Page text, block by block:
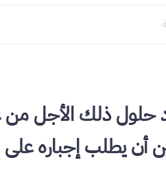
حلول ذلك الأجل من
أن يطلب إجباره على